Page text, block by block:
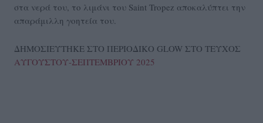
στα νερά του, το λιμάνι του Saint Tropez αποκαλύπτει την
απαράμιλλη γοητεία του.
ΔΗΜΟΣΙΕΥΤΗΚΕ ΣΤΟ ΠΕΡΙΟΔΙΚΟ GLOW ΣΤΟ ΤΕΥΧΟΣ
ΑΥΓΟΥΣΤΟΥ-ΣΕΠΤΕΜΒΡΙΟΥ 2025